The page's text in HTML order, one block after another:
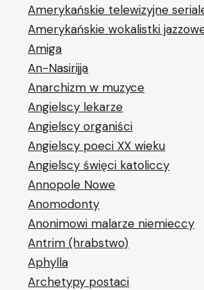
Amerykańskie telewizyjne
Amerykańskie wokalistki
Amiga
An-Nasirijja
Anarchizm w muzyce
Angielscy lekarze
Angielscy organiści
Angielscy poeci XX wieku
Angielscy święci katoliccy
Annopole Nowe
Anomodonty
Anonimowi malarze niemieccy
Antrim (hrabstwo)
Aphylla
Archetypy postaci